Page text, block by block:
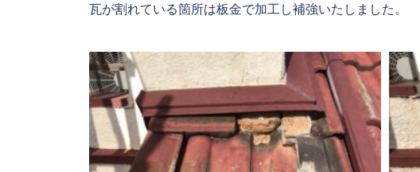
瓦が割れている箇所は板金で加工し補強いたしました。